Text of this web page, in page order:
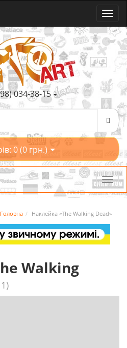
034-38-15
0 (0 грн.)
Головна Наклейка «The Walking Dead»
Walking